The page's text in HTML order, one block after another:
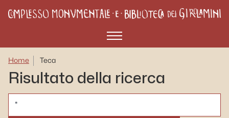
Menù
Home Teca
Risultato della ricerca